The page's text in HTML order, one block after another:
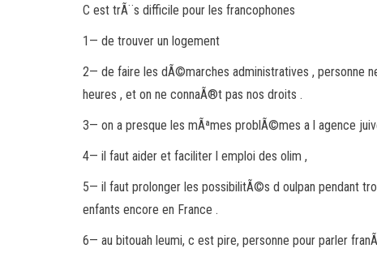
C est trÃ¨s difficile pour les francophones
1— de trouver un logement
2— de faire les dÃ©marches administratives , personne
heures , et on ne connaÃ®t pas nos droits .
3— on a presque les mÃªmes problÃ©mes a l agence
4— il faut aider et faciliter l emploi des olim ,
5— il faut prolonger les possibilitÃ©s d oulpan pendant
enfants encore en France .
6— au bitouah leumi, c est pire, personne pour parler